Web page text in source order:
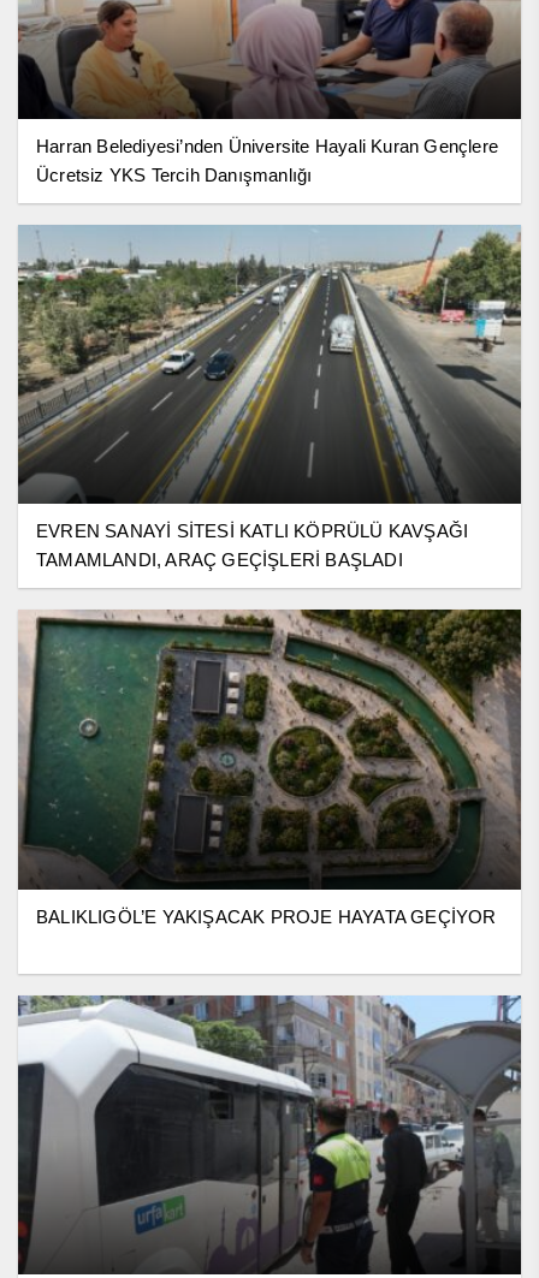
Harran Belediyesi’nden Üniversite Hayali Kuran Gençlere
Ücretsiz YKS Tercih Danışmanlığı
EVREN SANAYİ SİTESİ KATLI KÖPRÜLÜ KAVŞAĞI
TAMAMLANDI, ARAÇ GEÇİŞLERİ BAŞLADI
BALIKLIGÖL’E YAKIŞACAK PROJE HAYATA GEÇİYOR